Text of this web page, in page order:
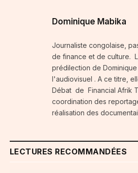
Dominique Mabika
Journaliste congolaise,
de finance et de culture.
prédilection de
l'audiovisuel . A ce titre,
Débat de Financial Afrik
coordination des
réalisation des
LECTURES RECOMMANDÉES